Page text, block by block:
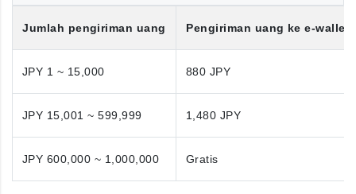
Jumlah pengiriman uang Pengiriman uang ke e-wallet
JPY 1 ~ 15,000 880 JPY
JPY 15,001 ~ 599,999 1,480 JPY
JPY 600,000 ~ 1,000,000 Gratis